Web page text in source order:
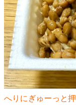
へりにぎゅーっと